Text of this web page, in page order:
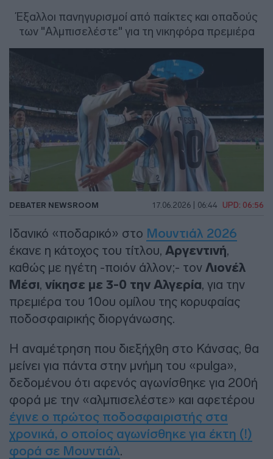
Έξαλλοι πανηγυρισμοί από παίκτες και οπαδούς
των "Αλμπισελέστε" για τη νικηφόρα πρεμιέρα
DEBATER NEWSROOM 17.06.2026 | 06:44 UPD: 06:56
Ιδανικό «ποδαρικό» στο Μουντιάλ 2026
έκανε η κάτοχος του τίτλου, Αργεντινή,
καθώς με ηγέτη -ποιόν άλλον;- τον Λιονέλ
Μέσι, νίκησε με 3-0 την Αλγερία, για την
πρεμιέρα του 10ου ομίλου της κορυφαίας
ποδοσφαιρικής διοργάνωσης.
Η αναμέτρηση που διεξήχθη στο Κάνσας, θα
μείνει για πάντα στην μνήμη του «pulga»,
δεδομένου ότι αφενός αγωνίσθηκε για 200ή
φορά με την «αλμπισελέστε» και αφετέρου
έγινε ο πρώτος ποδοσφαιριστής στα
χρονικά, ο οποίος αγωνίσθηκε για έκτη (!)
φορά σε Μουντιάλ.